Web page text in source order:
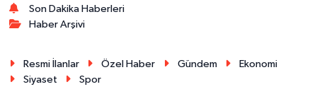
Son Dakika Haberleri
Haber Arşivi
Resmi İlanlar Özel Haber Gündem
Ekonomi
Siyaset
Spor